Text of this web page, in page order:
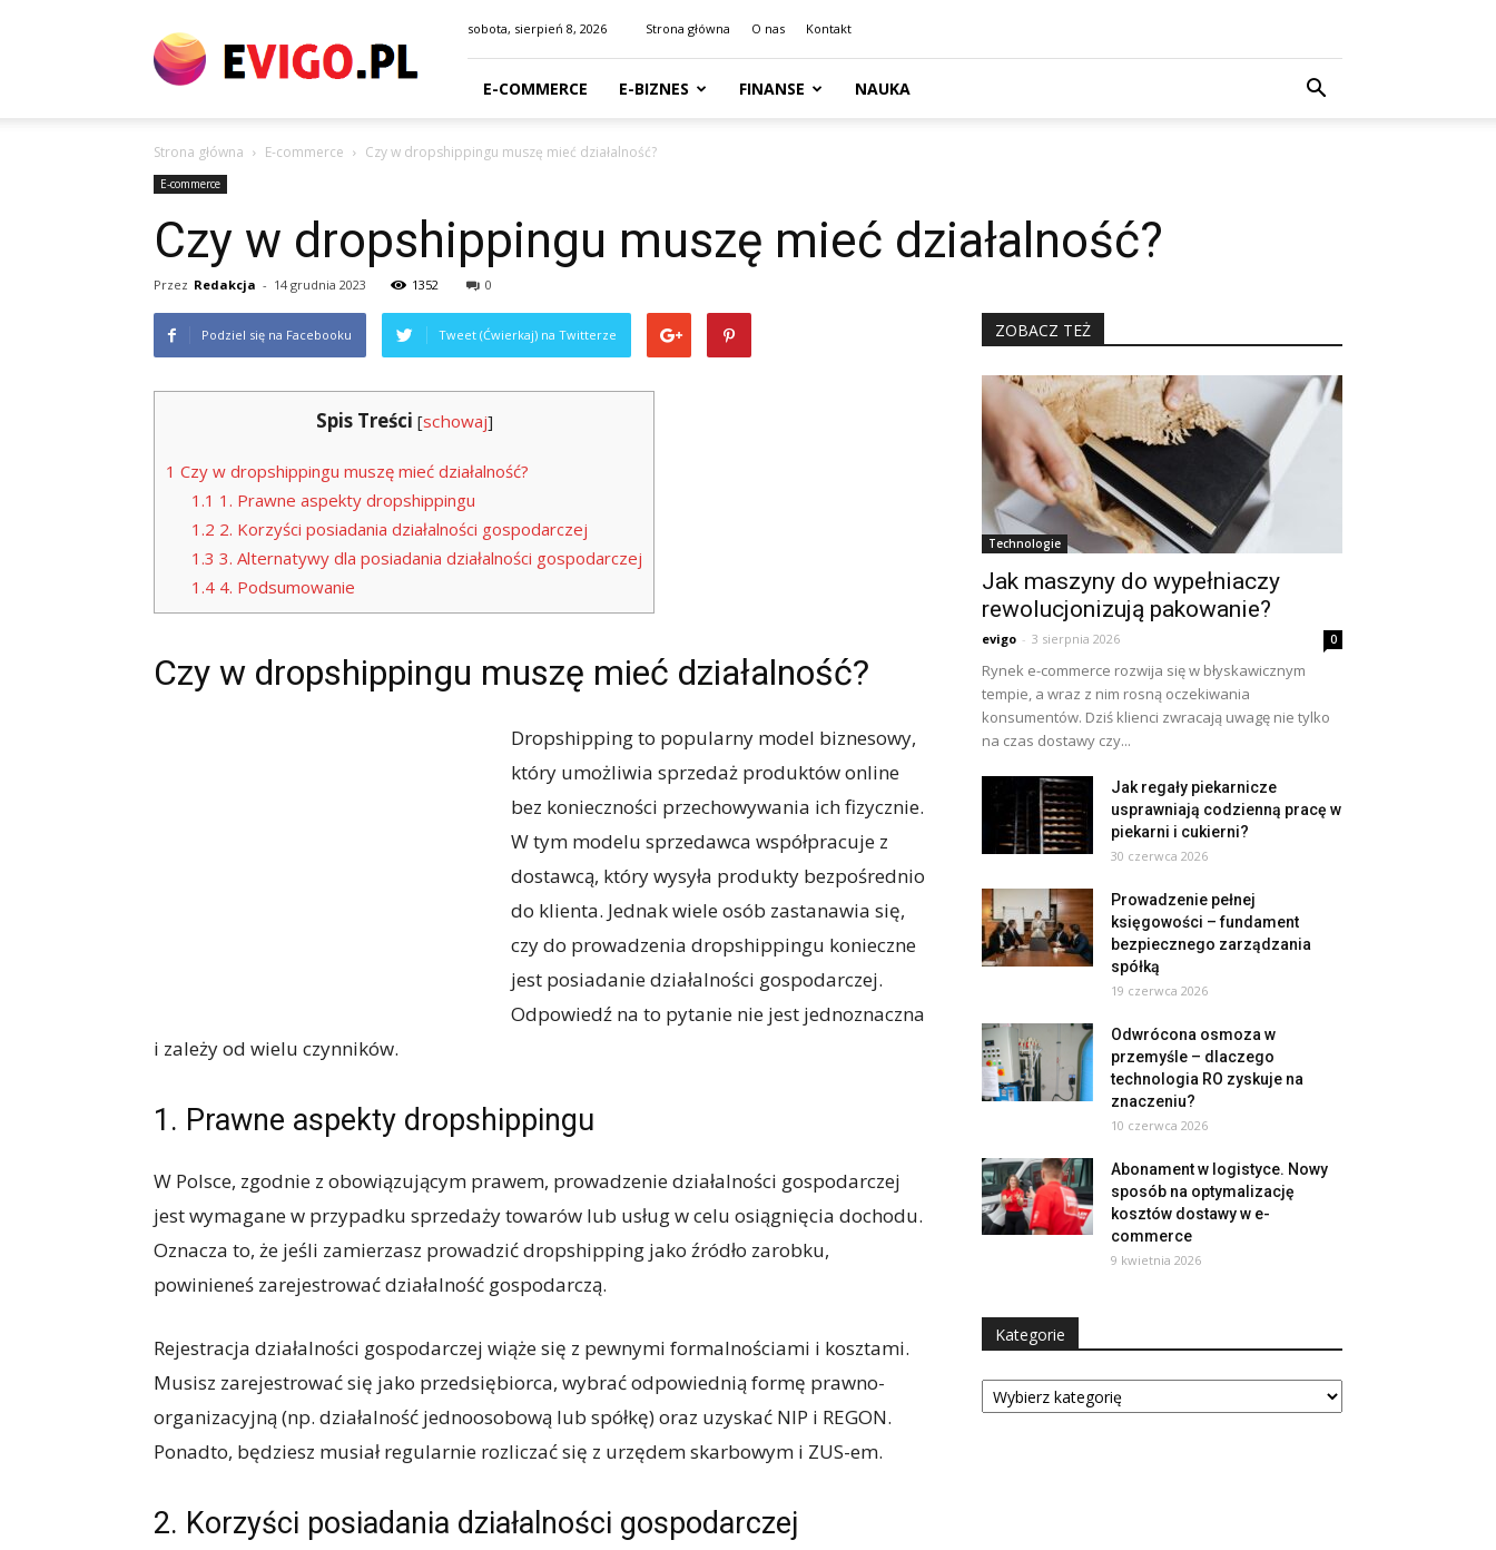
sobota, sierpień 8, 2026 Strona główna O nas Kontakt
E-COMMERCE E-BIZNES FINANSE NAUKA
Strona główna E-commerce Czy w dropshippingu muszę mieć działalność?
E-commerce
Czy w dropshippingu muszę mieć działalność?
Przez Redakcja - 14 grudnia 2023 1352 0
Podziel się na Facebooku Tweet (Ćwierkaj) na Twitterze
Spis Treści [schowaj]
1 Czy w dropshippingu muszę mieć działalność?
1.1 1. Prawne aspekty dropshippingu
1.2 2. Korzyści posiadania działalności gospodarczej
1.3 3. Alternatywy dla posiadania działalności gospodarczej
1.44. Podsumowanie
Czy w dropshippingu muszę mieć działalność?
Dropshipping to popularny model biznesowy,
który umożliwia sprzedaż produktów online
bez konieczności przechowywania ich fizycznie.
W tym modelu sprzedawca współpracuje z
dostawcą, który wysyła produkty bezpośrednio
do klienta. Jednak wiele osób zastanawia się,
czy do prowadzenia dropshippingu konieczne
jest posiadanie działalności gospodarczej.
Odpowiedź na to pytanie nie jest jednoznaczna
i zależy od wielu czynników.
1. Prawne aspekty dropshippingu
W Polsce, zgodnie z obowiązującym prawem, prowadzenie działalności gospodarczej
jest wymagane w przypadku sprzedaży towarów lub usług w celu osiągnięcia dochodu.
Oznacza to, że jeśli zamierzasz prowadzić dropshipping jako źródło zarobku,
powinieneś zarejestrować działalność gospodarczą.
Rejestracja działalności gospodarczej wiąże się z pewnymi formalnościami i kosztami.
Musisz zarejestrować się jako przedsiębiorca, wybrać odpowiednią formę prawno-
organizacyjną (np. działalność jednoosobową lub spółkę) oraz uzyskać NIP i REGON.
Ponadto, będziesz musiał regularnie rozliczać się z urzędem skarbowym i ZUS-em.
2. Korzyści posiadania działalności gospodarczej
ZOBACZ TEŻ
Technologie
Jak maszyny do wypełniaczy
rewolucjonizują pakowanie?
evigo - 3 sierpnia 2026 0
Rynek e-commerce rozwija się w błyskawicznym
tempie, a wraz z nim rosną oczekiwania
konsumentów. Dziś klienci zwracają uwagę nie tylko
na czas dostawy czy...
Jak regały piekarnicze
usprawniają codzienną pracę w
piekarni i cukierni?
30 czerwca 2026
Prowadzenie pełnej
księgowości – fundament
bezpiecznego zarządzania
spółką
19 czerwca 2026
Odwrócona osmoza w
przemyśle – dlaczego
technologia RO zyskuje na
znaczeniu?
10 czerwca 2026
Abonament w logistyce. Nowy
sposób na optymalizację
kosztów dostawy w e-
commerce
9 kwietnia 2026
Kategorie
Kategorie